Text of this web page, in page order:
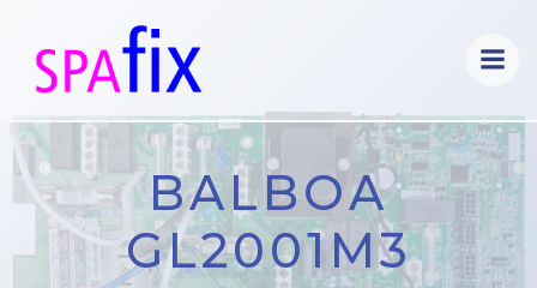
indhold
BALBOA
GL2001M3